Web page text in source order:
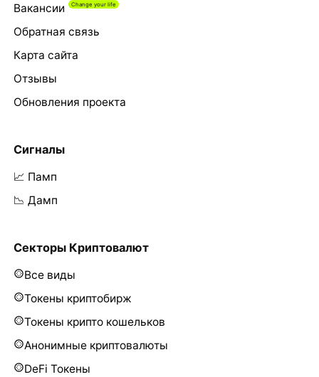
Вакансии
Обратная связь
Карта сайта
Отзывы
Обновления проекта
Сигналы
📈 Памп
📉 Дамп
Секторы Криптовалют
Все виды
Токены криптобирж
Токены крипто кошельков
Анонимные криптовалюты
DeFi Токены